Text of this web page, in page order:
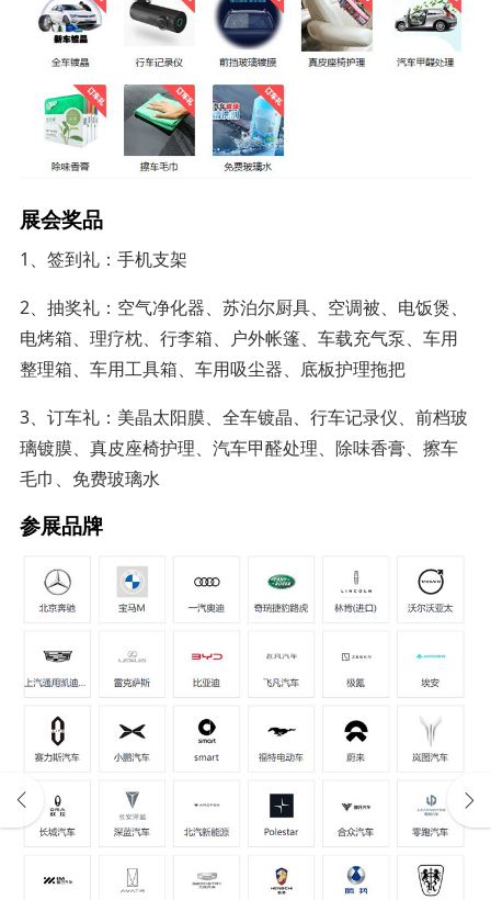
展会奖品
1、签到礼：手机支架
2、抽奖礼：空气净化器、苏泊尔厨具、空调被、电饭煲、
电烤箱、理疗枕、行李箱、户外帐篷、车载充气泵、车用
整理箱、车用工具箱、车用吸尘器、底板护理拖把
3、订车礼：美晶太阳膜、全车镀晶、行车记录仪、前档玻
璃镀膜、真皮座椅护理、汽车甲醛处理、除味香膏、擦车
毛巾、免费玻璃水
参展品牌